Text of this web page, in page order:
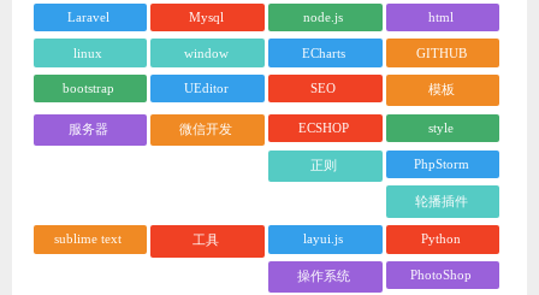
Laravel Mysql node.js html
linux window ECharts GITHUB
bootstrap UEditor SEO 模板
服务器 微信开发 ECSHOP style
正则 PhpStorm
轮播插件
sublime text 工具 layui.js Python
操作系统 PhotoShop